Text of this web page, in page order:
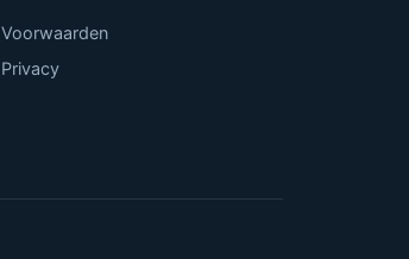
Voorwaarden
Privacy